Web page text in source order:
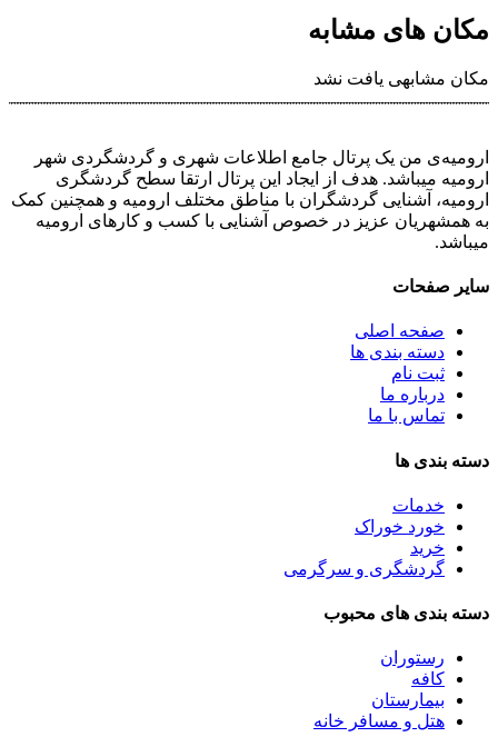
مکان های مشابه
مکان مشابهی یافت نشد
ارومیه‌ی من یک پرتال جامع اطلاعات شهری و گردشگردی شهر
ارومیه میباشد. هدف از ایجاد این پرتال ارتقا سطح گردشگری
ارومیه، آشنایی گردشگران با مناطق مختلف ارومیه و همچنین کمک
به همشهریان عزیز در خصوص آشنایی با کسب و کارهای ارومیه
میباشد.
سایر صفحات
صفحه اصلی
دسته بندی ها
ثبت نام
درباره ما
تماس با ما
دسته بندی ها
خدمات
خورد خوراک
خرید
گردشگری و سرگرمی
دسته بندی های محبوب
رستوران
کافه
بیمارستان
هتل و مسافر خانه